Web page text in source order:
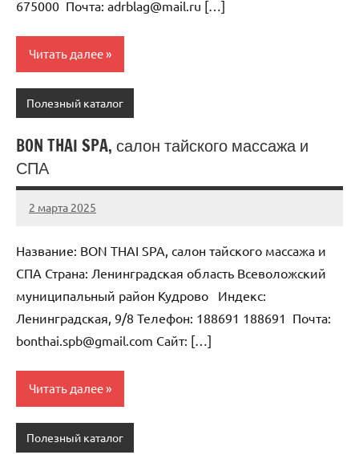
675000 Почта: adrblag@mail.ru […]
Читать далее
Полезный каталог
BON THAI SPA, салон тайского массажа и
СПА
2 марта 2025
Anisa
Нет
Название: BON THAI SPA, салон тайского массажа и
СПА Страна: Ленинградская область Всеволожский
муниципальный район Кудрово Индекс:
Ленинградская, 9/8 Телефон: 188691 188691 Почта:
bonthai.spb@gmail.com Cайт: […]
Читать далее
Полезный каталог